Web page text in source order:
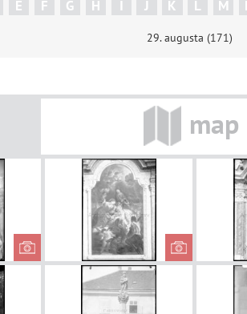
E F G H I J K L M
29. augusta (171)
map
Kostol
Milosrdných
bratov - obraz... bratov -